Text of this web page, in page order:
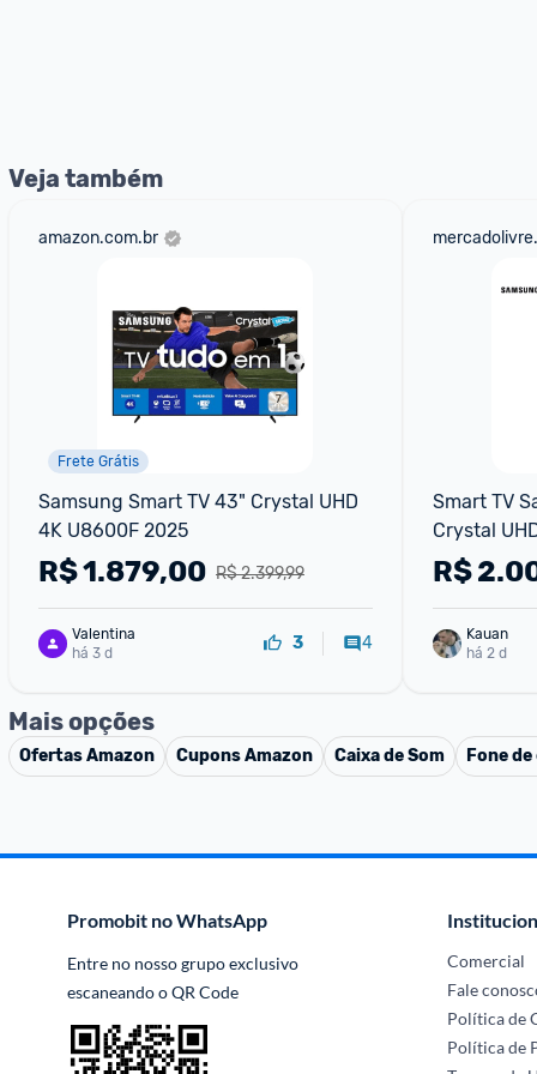
Veja também
amazon.com.br
Frete Grátis
Samsung Smart TV 43" Crystal UHD
4K U8600F 2025
R$ 2.399,99
R$1.879,00
Valentina
há 3 d
3 4
Smart TV
Crystal
R$
Kauan
há 2 d
Mais opções
OfertasAmazon CuponsAmazon Caixa de Som Fone
Promobit no WhatsApp
Entre no nosso grupo exclusivo
escaneando o QR Code
Comercial
Fale
Política de
Política de